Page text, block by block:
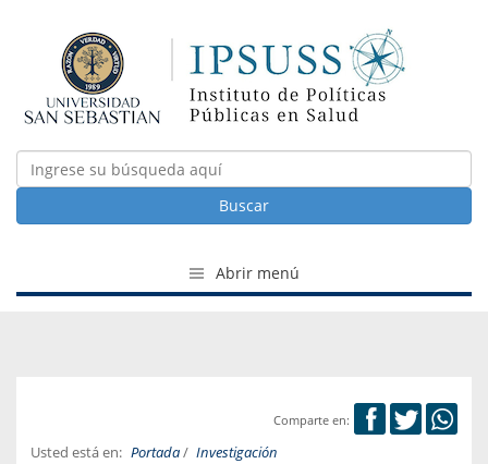
Buscar
Abrir menú
Comparte en:
Usted está en: Portada/ Investigación